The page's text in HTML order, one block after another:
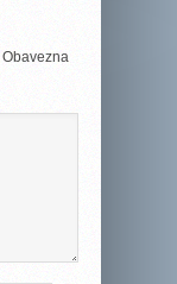
Obavezna